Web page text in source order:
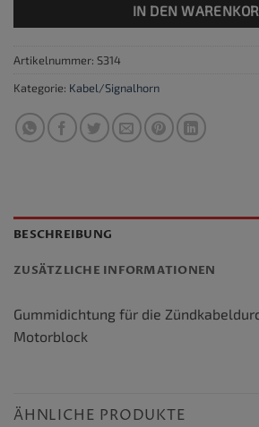
IN DEN
Artikelnummer: S314
Kategorie: Kabel/Signalhorn
BESCHREIBUNG
ZUSÄTZLICHE INFORMATIONEN
Gummidichtung für die
Motorblock
ÄHNLICHE PRODUKTE